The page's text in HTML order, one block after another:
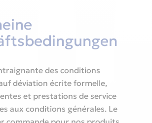
des conditions
déviation écrite formelle,
et prestations de service
aux conditions générales. Le